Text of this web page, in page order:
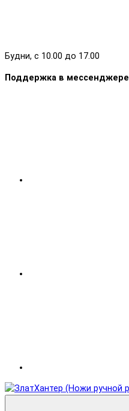
Будни, с 10.00 до 17.00
Поддержка в мессенджере